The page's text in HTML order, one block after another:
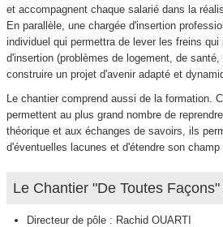
et accompagnent chaque salarié dans la
En parallèle, une chargée d'insertion
individuel qui permettra de lever les freins
d'insertion (problèmes de logement, de
construire un projet d'avenir adapté et
Le chantier comprend aussi de la formation.
permettent au plus grand nombre de
théorique et aux échanges de savoirs, ils
d'éventuelles lacunes et d'étendre son champ
Le Chantier "De Toutes
Directeur de pôle : Rachid OUARTI